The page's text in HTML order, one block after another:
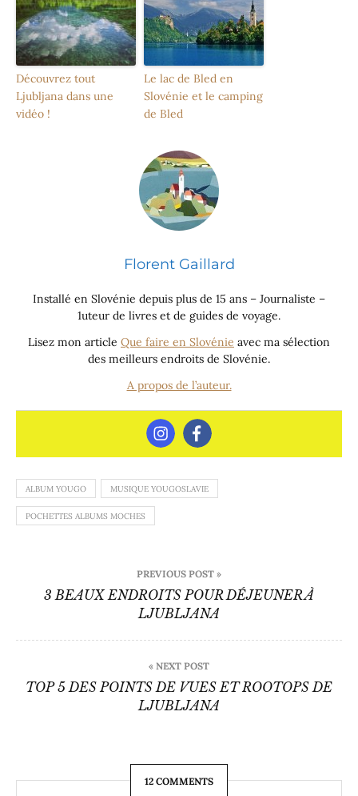
Découvrez tout
Ljubljana dans une
vidéo !
Le lac de Bled en
Slovénie et le camping
de Bled
Florent Gaillard
Installé en Slovénie depuis plus de 15 ans – Journaliste –
1uteur de livres et de guides de voyage.
Lisez mon article Que faire en Slovénie avec ma sélection
des meilleurs endroits de Slovénie.
A propos de l’auteur.
ALBUM YOUGO MUSIQUE YOUGOSLAVIE
POCHETTES ALBUMS MOCHES
de
PREVIOUS POST »
3 BEAUX ENDROITS POUR DÉJEUNER À
LJUBLJANA
« NEXT POST
TOP 5 DES POINTS DE VUES ET ROOTOPS DE
LJUBLJANA
12 COMMENTS